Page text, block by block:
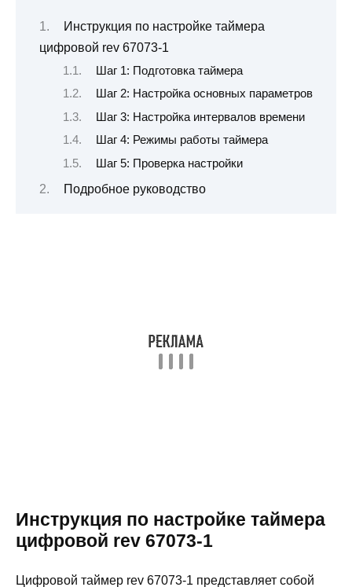
Инструкция по настройке таймера
цифровой rev 67073-1
Шаг 1: Подготовка таймера
Шаг 2: Настройка основных параметров
Шаг 3: Настройка интервалов времени
Шаг 4: Режимы работы таймера
Шаг 5: Проверка настройки
Подробное руководство
Инструкция по настройке таймера
цифровой rev 67073-1
Цифровой таймер rev 67073-1 представляет собой